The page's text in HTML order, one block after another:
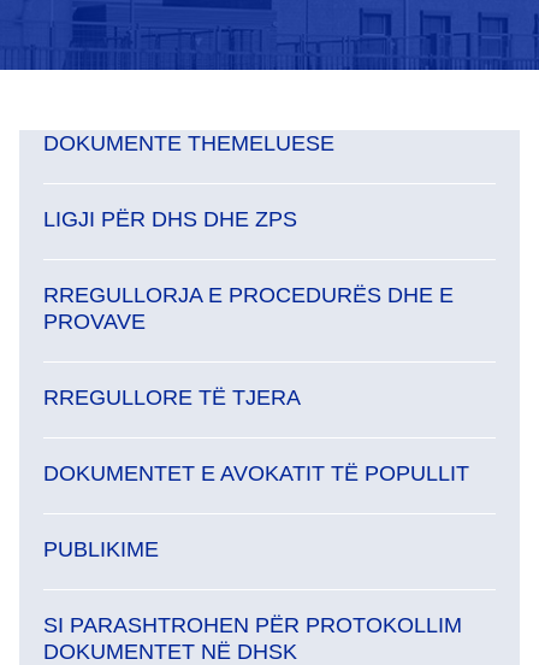
DOKUMENTE THEMELUESE
LIGJI PËR DHS DHE ZPS
RREGULLORJA E PROCEDURËS DHE E
PROVAVE
RREGULLORE TË TJERA
DOKUMENTET E AVOKATIT TË POPULLIT
PUBLIKIME
SI PARASHTROHEN PËR PROTOKOLLIM
DOKUMENTET NË DHSK